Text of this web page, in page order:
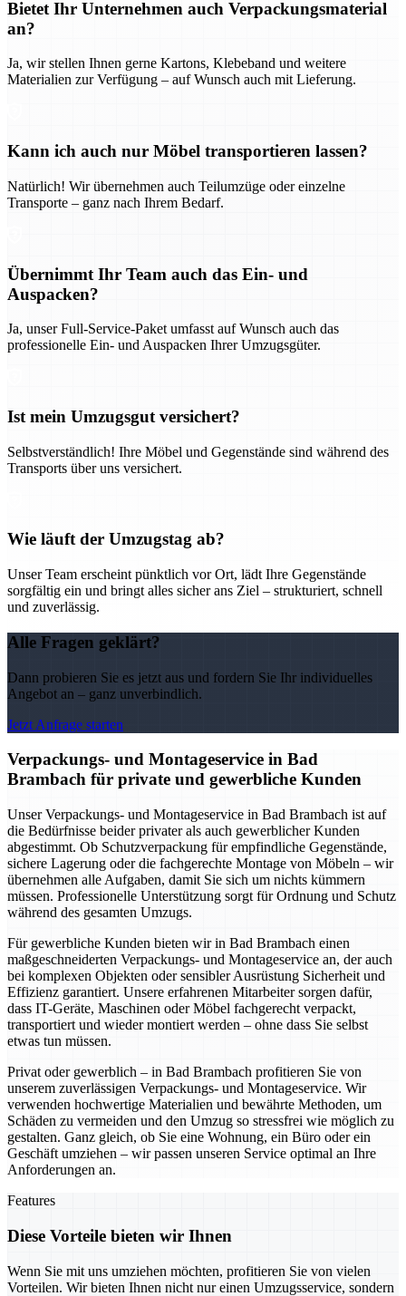
Bietet Ihr Unternehmen auch Verpackungsmaterial
an?
Ja, wir stellen Ihnen gerne Kartons, Klebeband und weitere
Materialien zur Verfügung – auf Wunsch auch mit Lieferung.
Kann ich auch nur Möbel transportieren lassen?
Natürlich! Wir übernehmen auch Teilumzüge oder einzelne
Transporte – ganz nach Ihrem Bedarf.
Übernimmt Ihr Team auch das Ein- und
Auspacken?
Ja, unser Full-Service-Paket umfasst auf Wunsch auch das
professionelle Ein- und Auspacken Ihrer Umzugsgüter.
Ist mein Umzugsgut versichert?
Selbstverständlich! Ihre Möbel und Gegenstände sind während des
Transports über uns versichert.
Wie läuft der Umzugstag ab?
Unser Team erscheint pünktlich vor Ort, lädt Ihre Gegenstände
sorgfältig ein und bringt alles sicher ans Ziel – strukturiert, schnell
und zuverlässig.
Alle Fragen geklärt?
Dann probieren Sie es jetzt aus und fordern Sie Ihr individuelles
Angebot an – ganz unverbindlich.
Jetzt Anfrage starten
Verpackungs- und Montageservice in Bad
Brambach für private und gewerbliche Kunden
Unser Verpackungs- und Montageservice in Bad Brambach ist auf
die Bedürfnisse beider privater als auch gewerblicher Kunden
abgestimmt. Ob Schutzverpackung für empfindliche Gegenstände,
sichere Lagerung oder die fachgerechte Montage von Möbeln – wir
übernehmen alle Aufgaben, damit Sie sich um nichts kümmern
müssen. Professionelle Unterstützung sorgt für Ordnung und Schutz
während des gesamten Umzugs.
Für gewerbliche Kunden bieten wir in Bad Brambach einen
maßgeschneiderten Verpackungs- und Montageservice an, der auch
bei komplexen Objekten oder sensibler Ausrüstung Sicherheit und
Effizienz garantiert. Unsere erfahrenen Mitarbeiter sorgen dafür,
dass IT-Geräte, Maschinen oder Möbel fachgerecht verpackt,
transportiert und wieder montiert werden – ohne dass Sie selbst
etwas tun müssen.
Privat oder gewerblich – in Bad Brambach profitieren Sie von
unserem zuverlässigen Verpackungs- und Montageservice. Wir
verwenden hochwertige Materialien und bewährte Methoden, um
Schäden zu vermeiden und den Umzug so stressfrei wie möglich zu
gestalten. Ganz gleich, ob Sie eine Wohnung, ein Büro oder ein
Geschäft umziehen – wir passen unseren Service optimal an Ihre
Anforderungen an.
Features
Diese Vorteile bieten wir Ihnen
Wenn Sie mit uns umziehen möchten, profitieren Sie von vielen
Vorteilen. Wir bieten Ihnen nicht nur einen Umzugsservice, sondern